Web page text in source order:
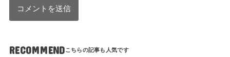
RECOMMEND